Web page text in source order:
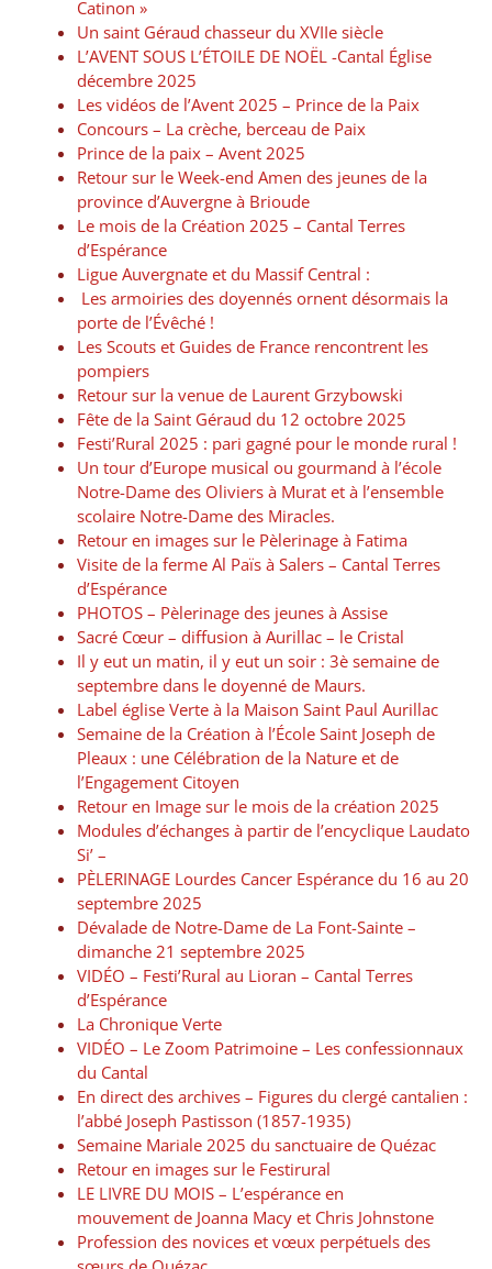
Catinon »
Un saint Géraud chasseur du XVIIe siècle
L’AVENT SOUS L’ÉTOILE DE NOËL -Cantal Église
décembre 2025
Les vidéos de l’Avent 2025 – Prince de la Paix
Concours – La crèche, berceau de Paix
Prince de la paix – Avent 2025
Retour sur le Week-end Amen des jeunes de la
province d’Auvergne à Brioude
Le mois de la Création 2025 – Cantal Terres
d’Espérance
Ligue Auvergnate et du Massif Central :
Les armoiries des doyennés ornent désormais la
porte de l’Évêché !
Les Scouts et Guides de France rencontrent les
pompiers
Retour sur la venue de Laurent Grzybowski
Fête de la Saint Géraud du 12 octobre 2025
Festi’Rural 2025 : pari gagné pour le monde rural !
Un tour d’Europe musical ou gourmand à l’école
Notre-Dame des Oliviers à Murat et à l’ensemble
scolaire Notre-Dame des Miracles.
Retour en images sur le Pèlerinage à Fatima
Visite de la ferme Al Païs à Salers – Cantal Terres
d’Espérance
PHOTOS – Pèlerinage des jeunes à Assise
Sacré Cœur – diffusion à Aurillac – le Cristal
Il y eut un matin, il y eut un soir : 3è semaine de
septembre dans le doyenné de Maurs.
Label église Verte à la Maison Saint Paul Aurillac
Semaine de la Création à l’École Saint Joseph de
Pleaux : une Célébration de la Nature et de
l’Engagement Citoyen
Retour en Image sur le mois de la création 2025
Modules d’échanges à partir de l’encyclique Laudato
Si’ –
PÈLERINAGE Lourdes Cancer Espérance du 16 au 20
septembre 2025
Dévalade de Notre-Dame de La Font-Sainte –
dimanche 21 septembre 2025
VIDÉO – Festi’Rural au Lioran – Cantal Terres
d’Espérance
La Chronique Verte
VIDÉO – Le Zoom Patrimoine – Les confessionnaux
du Cantal
En direct des archives – Figures du clergé cantalien :
l’abbé Joseph Pastisson (1857-1935)
Semaine Mariale 2025 du sanctuaire de Quézac
Retour en images sur le Festirural
LE LIVRE DU MOIS – L’espérance en
mouvement de Joanna Macy et Chris Johnstone
Profession des novices et vœux perpétuels des